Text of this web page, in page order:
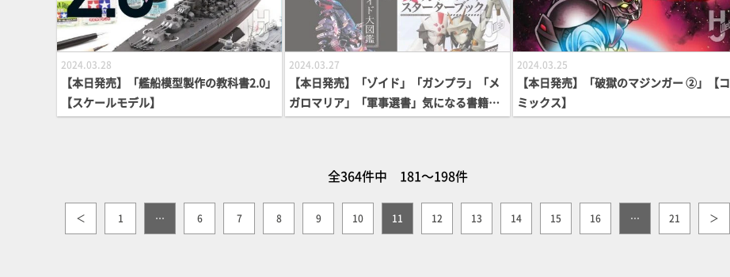
2024.03.28
【本日発売】「艦船模型製作の教科書2.0」
【スケールモデル】
2024.03.27
【本日発売】「ゾイド」「ガンプラ」「メ
ガロマリア」「軍事選書」気になる書籍が
続々登場！
2024.03.25
【本日発売】「破獄のマジンガー ②」【コ
ミックス】
全364件中 181～198件
＜ 1 … 6 7 8 9 10 11 12 13 14 15 16 … 21 ＞